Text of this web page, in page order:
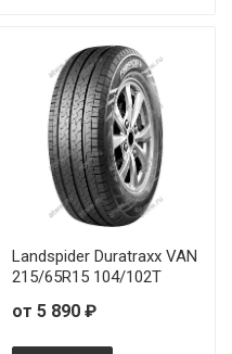
Landspider Duratraxx VAN
215/65R15 104/102T
от 5 890 ₽